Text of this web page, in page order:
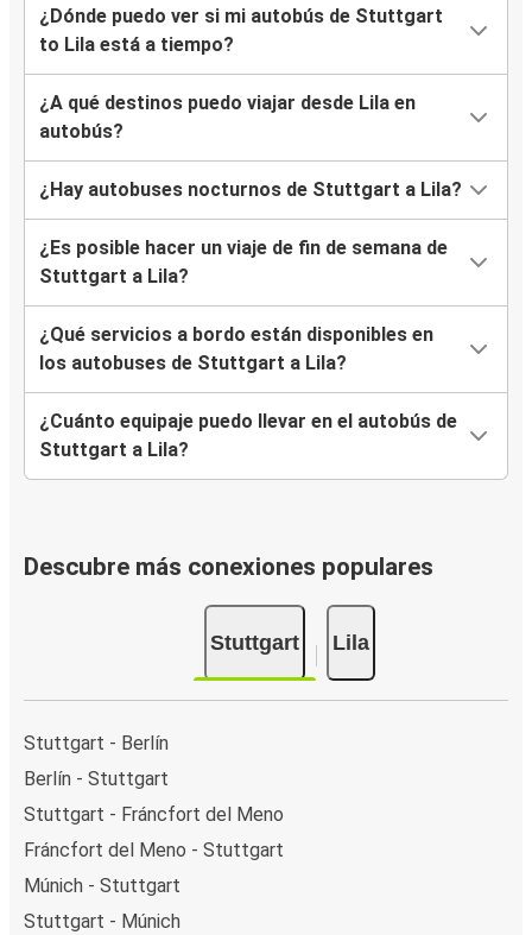
¿Dónde puedo ver si mi autobús de Stuttgart
to Lila está a tiempo?
¿A qué destinos puedo viajar desde Lila en
autobús?
¿Hay autobuses nocturnos de Stuttgart a Lila?
¿Es posible hacer un viaje de fin de semana de
Stuttgart a Lila?
¿Qué servicios a bordo están disponibles en
los autobuses de Stuttgart a Lila?
¿Cuánto equipaje puedo llevar en el autobús de
Stuttgart a Lila?
Descubre más conexiones populares
Stuttgart Lila
Stuttgart - Berlín
Berlín - Stuttgart
Stuttgart - Fráncfort del Meno
Fráncfort del Meno - Stuttgart
Múnich - Stuttgart
Stuttgart - Múnich